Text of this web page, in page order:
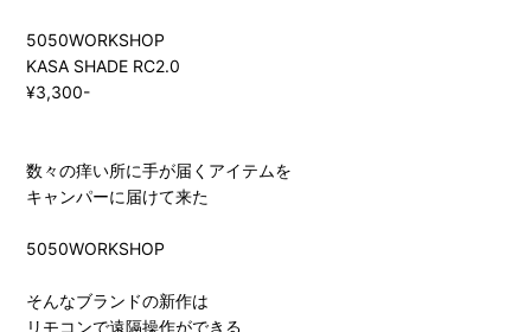
5050WORKSHOP
KASA SHADE RC2.0
¥3,300-
数々の痒い所に手が届くアイテムを
キャンパーに届けて来た
5050WORKSHOP
そんなブランドの新作は
リモコンで遠隔操作ができる